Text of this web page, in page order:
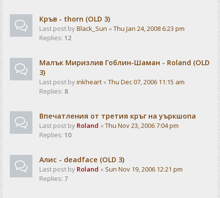
Кръв - thorn (OLD 3)
Last post byBlack_Sun « Thu Jan 24, 2008 6:23 pm
Replies: 12
Малък Миризлив Гоблин-Шаман - Roland (OLD
3)
Last post byinkheart « Thu Dec 07, 2006 11:15 am
Replies: 8
Впечатления от третия кръг на уъркшопа
Last post by Roland « Thu Nov 23, 2006 7:04 pm
Replies: 10
Алис - deadface (OLD 3)
Last post by Roland « Sun Nov 19, 2006 12:21 pm
Replies: 7